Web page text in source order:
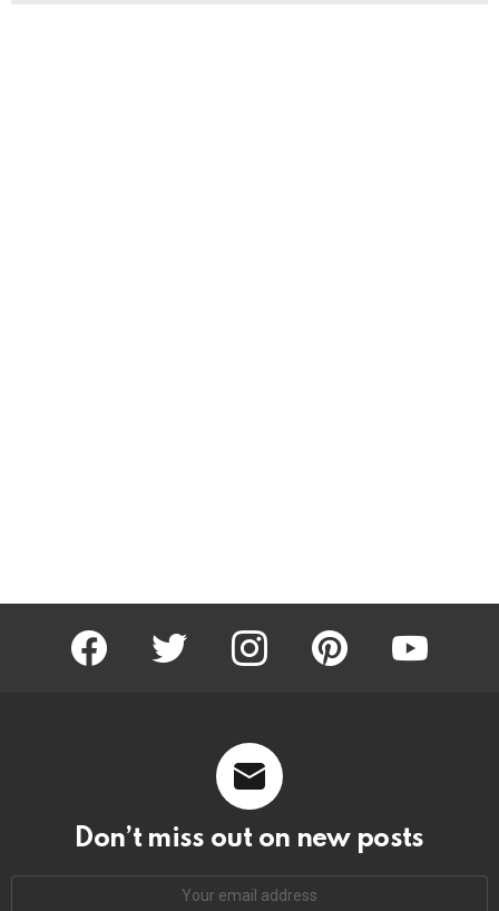
facebook twitter instagram pinterest youtube
Don’t miss out on new posts